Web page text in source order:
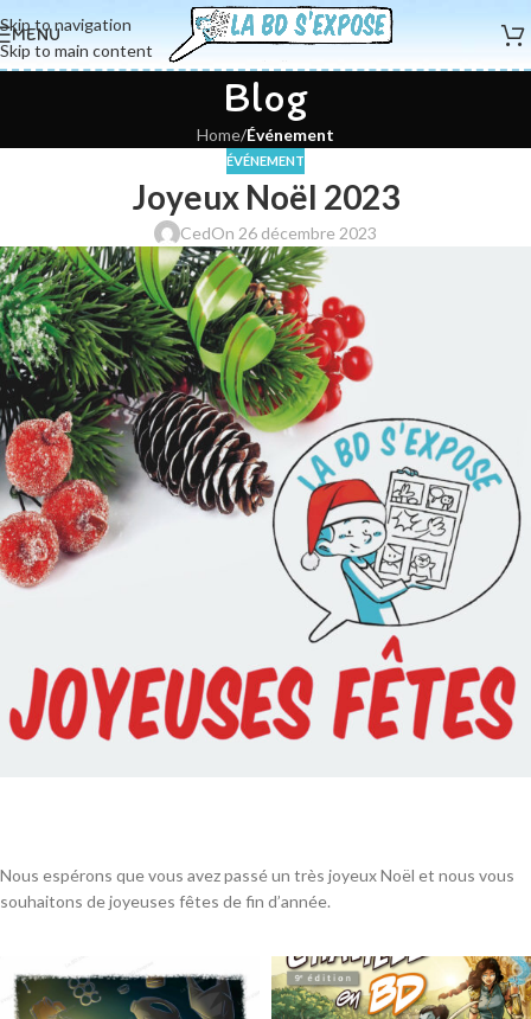
Skip to navigation
Skip to main content
MENU
Blog
Home/Événement
ÉVÉNEMENT
Joyeux Noël 2023
CedOn 26 décembre 2023
Nous espérons que vous avez passé un très joyeux Noël et nous vous
souhaitons de joyeuses fêtes de fin d’année.